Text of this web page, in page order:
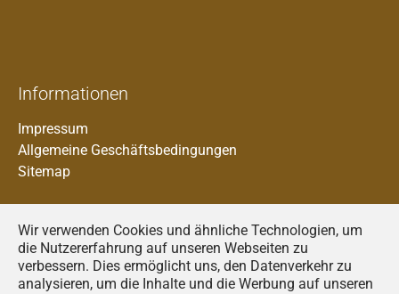
Wir verwenden Cookies und ähnliche Technologien, um
die Nutzererfahrung auf unseren Webseiten zu
verbessern. Dies ermöglicht uns, den Datenverkehr zu
analysieren, um die Inhalte und die Werbung auf unseren
Informationen
Impressum
Allgemeine Geschäftsbedingungen
Sitemap